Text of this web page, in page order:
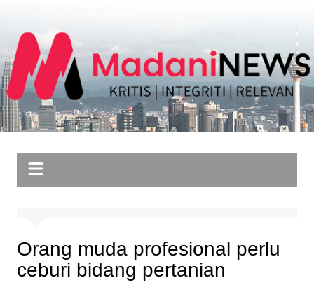
content
Orang muda profesional perlu
ceburi bidang pertanian